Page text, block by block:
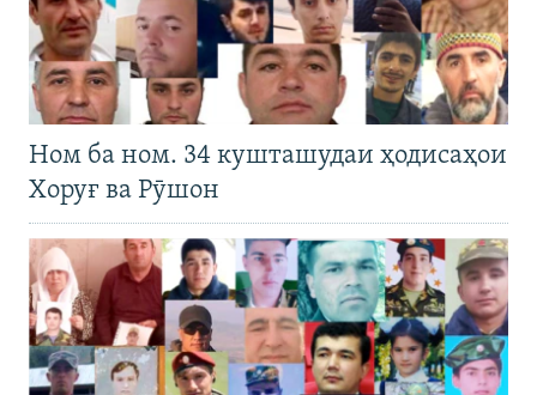
Ном ба ном. 34 кушташудаи ҳодисаҳои
Хоруғ ва Рӯшон